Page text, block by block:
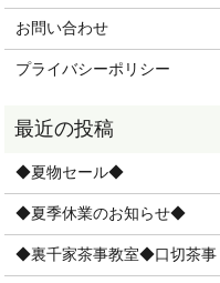
お問い合わせ
プライバシーポリシー
◆夏物セール◆
◆夏季休業のお知らせ◆
◆裏千家茶事教室◆口切茶事